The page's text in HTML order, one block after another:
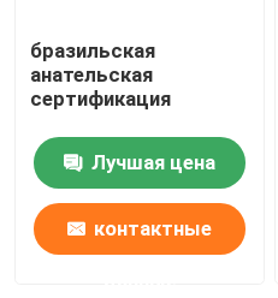
бразильская
анательская
сертификация
Лучшая цена
контактные